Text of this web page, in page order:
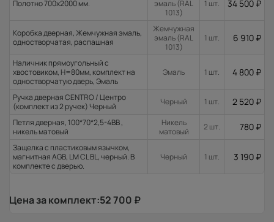
Полотно 700x2000 мм.
эмаль (RAL
1013)
1 шт. 34 500 ₽
Коробка дверная, Жемчужная эмаль,
одностворчатая, распашная
Жемчужная
эмаль (RAL
1013)
1 шт. 6 910 ₽
Наличник прямоугольный с
хвостовиком, H=80мм, комплект на
одностворчатую дверь, Эмаль
Эмаль 1 шт. 4 800 ₽
Ручка дверная CENTRO / Центро
(комплект из 2 ручек) Черный
Черный 1 шт. 2 520 ₽
Петля дверная, 100*70*2,5-4ВВ ,
никель матовый
Никель
матовый
2 шт. 780 ₽
Защелка с пластиковым язычком,
магнитная AGB, LM CL BL, черный. В
комплекте с дверью.
Черный 1 шт. 3 190 ₽
Цена за комплект:52 700 ₽